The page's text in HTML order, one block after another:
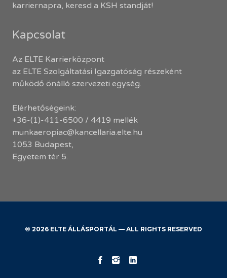
karriernapra, keresd a KSH standját!
Kapcsolat
Az ELTE Karrierközpont
az ELTE Szolgáltatási Igazgatóság részeként
működő önálló szervezeti egység.
Elérhetőségeink:
+36-(1)-411-6500 / 4419 mellék
munkaeropiac@kancellaria.elte.hu
1053 Budapest,
Egyetem tér 5.
© 2026 ELTE ÁLLÁSPORTÁL — ALL RIGHTS RESERVED
KK ELTEELTE